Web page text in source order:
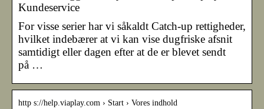
Kundeservice
For visse serier har vi såkaldt Catch-up rettigheder,
hvilket indebærer at vi kan vise dugfriske afsnit
samtidigt eller dagen efter at de er blevet sendt
på …
http s://help.viaplay.com › Start › Vores indhold